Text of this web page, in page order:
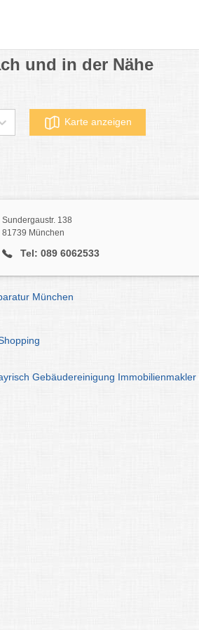
und in der Nähe
Karte anzeigen
Sundergaustr. 138
81739 München
Tel: 089 6062533
München
Gebäudereinigung Immobilienmakler